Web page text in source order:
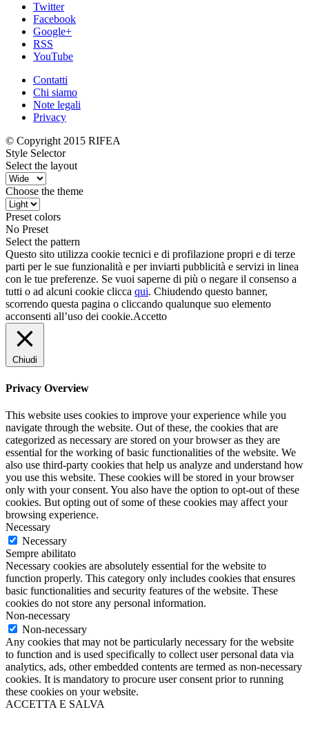
Twitter
Facebook
Google+
RSS
YouTube
Contatti
Chi siamo
Note legali
Privacy
© Copyright 2015 RIFEA
Style Selector
Select the layout
Choose the theme
Preset colors
No Preset
Select the pattern
Questo sito utilizza cookie tecnici e di profilazione propri e di terze
parti per le sue funzionalità e per inviarti pubblicità e servizi in linea
con le tue preferenze. Se vuoi saperne di più o negare il consenso a
tutti o ad alcuni cookie clicca qui. Chiudendo questo banner,
scorrendo questa pagina o cliccando qualunque suo elemento
acconsenti all’uso dei cookie.Accetto
Chiudi
Privacy Overview
This website uses cookies to improve your experience while you
navigate through the website. Out of these, the cookies that are
categorized as necessary are stored on your browser as they are
essential for the working of basic functionalities of the website. We
also use third-party cookies that help us analyze and understand how
you use this website. These cookies will be stored in your browser
only with your consent. You also have the option to opt-out of these
cookies. But opting out of some of these cookies may affect your
browsing experience.
Necessary
Necessary
Sempre abilitato
Necessary cookies are absolutely essential for the website to
function properly. This category only includes cookies that ensures
basic functionalities and security features of the website. These
cookies do not store any personal information.
Non-necessary
Non-necessary
Any cookies that may not be particularly necessary for the website
to function and is used specifically to collect user personal data via
analytics, ads, other embedded contents are termed as non-necessary
cookies. It is mandatory to procure user consent prior to running
these cookies on your website.
ACCETTA E SALVA